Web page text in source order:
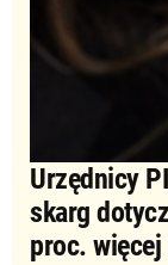
Urzędnicy
skarg
proc.